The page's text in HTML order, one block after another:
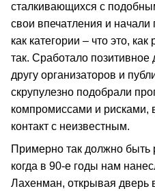
сталкивающихся с
свои впечатления и
как категории – что это,
так. Сработало позитивное
другу организаторов и
скрупулезно подобрали
компромиссами и рисками,
контакт с неизвестным.
Примерно так должно быть
когда в 90-е годы нам
Лахенман, открывая дверь